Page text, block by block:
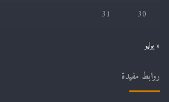
30
31
« يوليو
روابط مفيدة